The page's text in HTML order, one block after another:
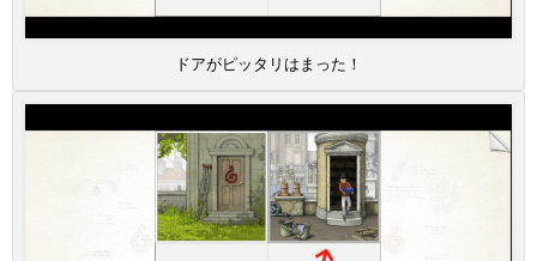
ドアがピッタリはまった！